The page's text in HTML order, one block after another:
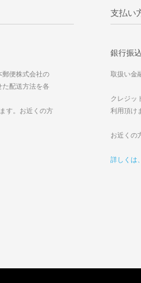
郵便株式会社の
配送方法を各
す。お近くの方
支払い
銀行振
取扱い金
クレジッ
利用頂け
お近くの
詳しくは